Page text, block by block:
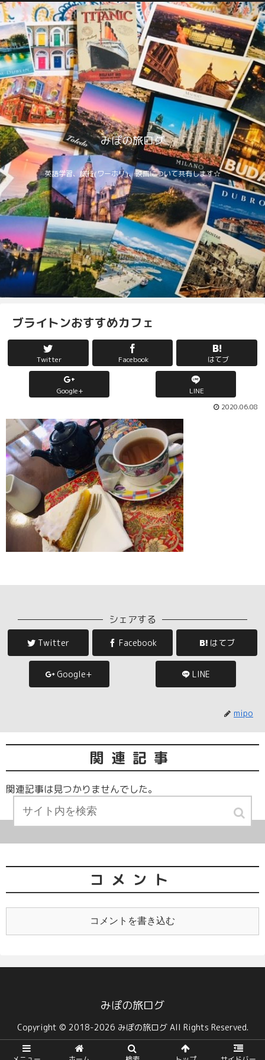
みぽの旅ログ
英語学習、旅行(ワーホリ)、映画について共有します☆
ブライトンおすすめカフェ
Twitter Facebook はてブ
Google+ LINE
2020.06.08
シェアする
Twitter Facebook はてブ
Google+ LINE
mipo
関連記事
関連記事は見つかりませんでした。
コメント
コメントを書き込む
みぽの旅ログ
Copyright © 2018-2026 みぽの旅ログ All Rights Reserved.